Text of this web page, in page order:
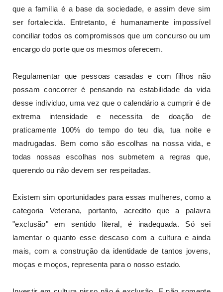
que a família é a base da sociedade, e assim deve sim
ser fortalecida. Entretanto, é humanamente impossível
conciliar todos os compromissos que um concurso ou um
encargo do porte que os mesmos oferecem.
Regulamentar que pessoas casadas e com filhos não
possam concorrer é pensando na estabilidade da vida
desse individuo, uma vez que o calendário a cumprir é de
extrema intensidade e necessita de doação de
praticamente 100% do tempo do teu dia, tua noite e
madrugadas. Bem como são escolhas na nossa vida, e
todas nossas escolhas nos submetem a regras que,
querendo ou não devem ser respeitadas.
Existem sim oportunidades para essas mulheres, como a
categoria Veterana, portanto, acredito que a palavra
"exclusão" em sentido literal, é inadequada. Só sei
lamentar o quanto esse descaso com a cultura e ainda
mais, com a construção da identidade de tantos jovens,
moças e moços, representa para o nosso estado.